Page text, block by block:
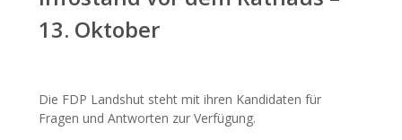
13. Oktober
Die FDP Landshut steht mit ihren Kandidaten für
Fragen und Antworten zur Verfügung.